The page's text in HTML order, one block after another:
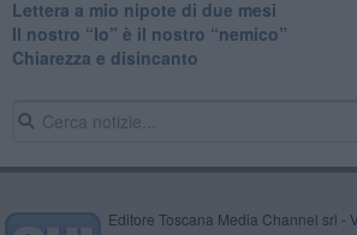
​Lettera a mio nipote di due mesi
​Il nostro “Io” è il nostro “nemico”
​Chiarezza e disincanto
Editore Toscana Media Channel srl -